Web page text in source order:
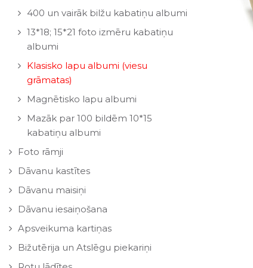
400 un vairāk bilžu kabatiņu albumi
13*18; 15*21 foto izmēru kabatiņu
albumi
Klasisko lapu albumi (viesu
grāmatas)
Magnētisko lapu albumi
Mazāk par 100 bildēm 10*15
kabatiņu albumi
Foto rāmji
Dāvanu kastītes
Dāvanu maisiņi
Dāvanu iesaiņošana
Apsveikuma kartiņas
Bižutērija un Atslēgu piekariņi